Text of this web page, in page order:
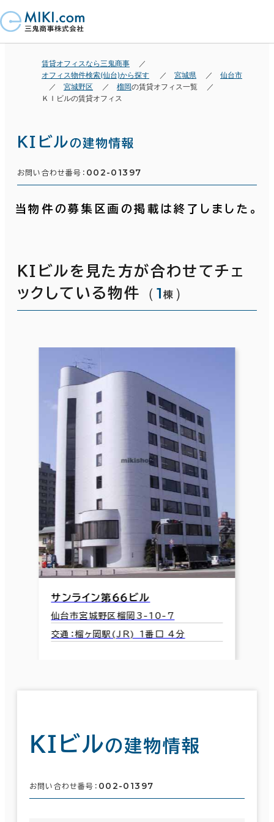
賃貸オフィスなら三鬼商事
オフィス物件検索(仙台)から探す
宮城県
仙台市
宮城野区
榴岡の賃貸オフィス一覧
ＫＩビルの賃貸オフィス
ＫＩビルの建物情報
お問い合わせ番号： 002-01397
当物件の募集区画の掲載は終了しました。
ＫＩビルを見た方が合わせてチェ
ックしている物件
（ 1棟 ）
サンライン第６６ビル
仙台市宮城野区榴岡3-10-7
交通：榴ヶ岡駅(JR) 1番口 4分
ＫＩビルの建物情報
お問い合わせ番号： 002-01397